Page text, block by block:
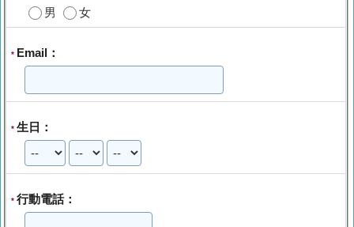
男
女
* Email：
* 生日：
* 行動電話：